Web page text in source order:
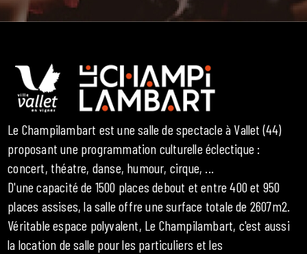
Le Champilambart est une salle de spectacle à Vallet (44)
proposant une programmation culturelle éclectique :
concert, théatre, danse, humour, cirque, ...
D'une capacité de 1500 places debout et entre 400 et 950
places assises, la salle offre une surface totale de 2607m2.
Véritable espace polyvalent, Le Champilambart, c'est aussi
la location de salle pour les particuliers et les